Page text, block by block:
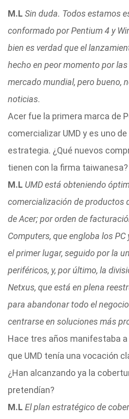
M.L Sin duda. Todos estamos
conformado por Pentium 4 y
bien es verdad que el
hecho en peor momento por
mercado mundial, pero bueno,
noticias.
Acer fue la primera marca de
comercializar UMD y es uno
estrategia. ¿Qué nuevos
tienen con la firma taiwanesa?
M.L UMD está obteniendo
comercialización de productos
de Acer; por orden de
Computers, que engloba los
el primer lugar, seguido por la
periféricos, y, por último, la
Netxus, que está en plena
para abandonar todo el
centrarse en soluciones más
Hace tres años manifestaba
que UMD tenía una vocación
¿Han alcanzando ya la
pretendían?
M.L El plan estratégico de